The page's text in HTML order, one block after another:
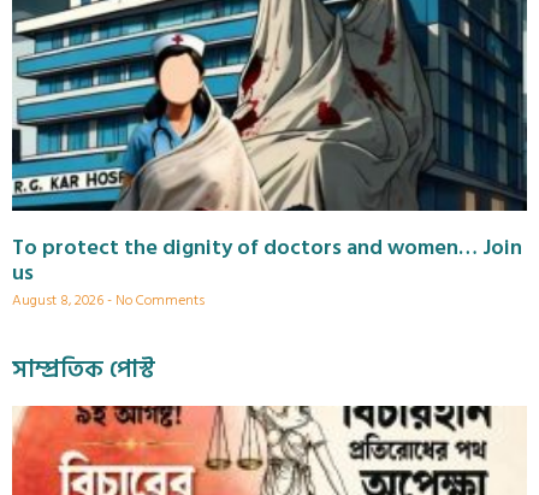
To protect the dignity of doctors and women… Join
us
August 8, 2026 No Comments
সাম্প্রতিক পোস্ট